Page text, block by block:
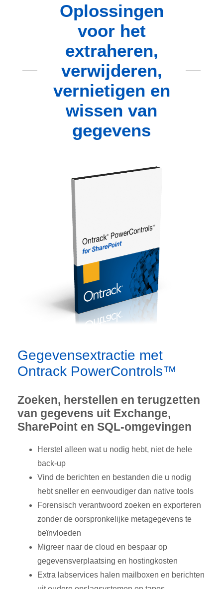
Oplossingen
voor het
extraheren,
verwijderen,
vernietigen en
wissen van
gegevens
Gegevensextractie met
Ontrack PowerControls™
Zoeken, herstellen en terugzetten
van gegevens uit Exchange,
SharePoint en SQL-omgevingen
Herstel alleen wat u nodig hebt, niet de hele
back-up
Vind de berichten en bestanden die u nodig
hebt sneller en eenvoudiger dan native tools
Forensisch verantwoord zoeken en exporteren
zonder de oorspronkelijke metagegevens te
beïnvloeden
Migreer naar de cloud en bespaar op
gegevensverplaatsing en hostingkosten
Extra labservices halen mailboxen en berichten